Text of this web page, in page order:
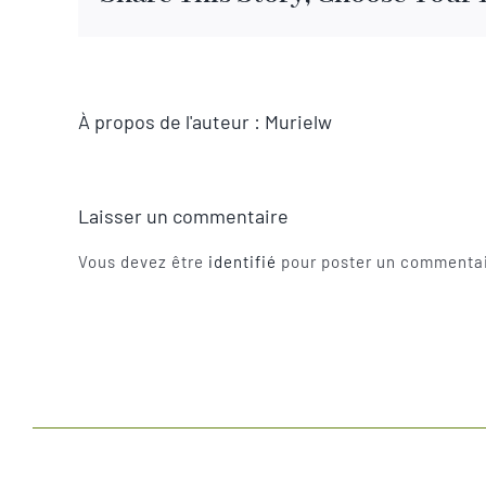
À propos de l'auteur : Murielw
Laisser un commentaire
Vous devez être identifié pour poster un